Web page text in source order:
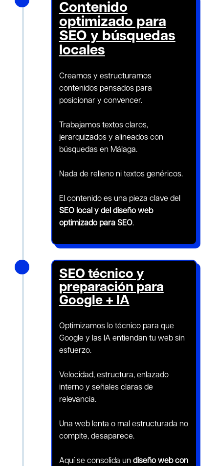
Contenido
optimizado para
SEO y búsquedas
locales
Creamos y estructuramos
contenidos pensados para
posicionar y convencer.
Trabajamos textos claros,
jerarquizados y alineados con
búsquedas en Málaga.
Nada de relleno ni textos genéricos.
El contenido es una pieza clave del
SEO local y del diseño web
optimizado para SEO.
SEO técnico y
preparación para
Google + IA
Optimizamos lo técnico para que
Google y las IA entiendan tu web sin
esfuerzo.
Velocidad, estructura, enlazado
interno y señales claras de
relevancia.
Una web lenta o mal estructurada no
compite, desaparece.
Aquí se consolida un diseño web con